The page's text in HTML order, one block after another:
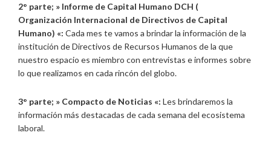
2° parte; » Informe de Capital Humano DCH (
Organización Internacional de Directivos de Capital
Humano) «: Cada mes te vamos a brindar la información de la
institución de Directivos de Recursos Humanos de la que
nuestro espacio es miembro con entrevistas e informes sobre
lo que realizamos en cada rincón del globo.
3° parte; » Compacto de Noticias «: Les brindaremos la
información más destacadas de cada semana del ecosistema
laboral.